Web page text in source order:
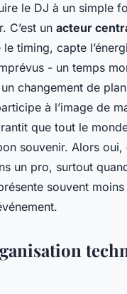
le DJ à un simple
C’est un acteur
timing, capte
- un temps
changement de
à l’image de
que tout le
souvenir. Alors oui,
un pro, surtout
souvent